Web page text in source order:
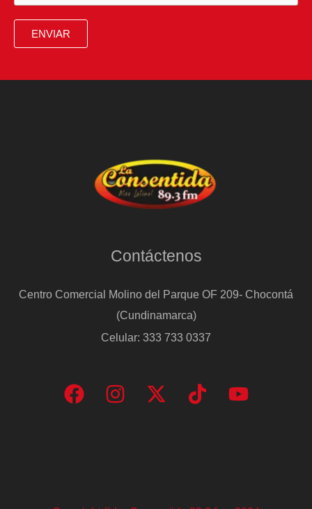
ENVIAR
Contáctenos
Centro Comercial Molino del Parque OF 209- Chocontá
(Cundinamarca)
Celular: 333 733 0337